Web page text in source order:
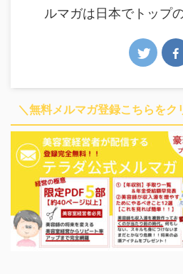
ルマガは日本でトップ
＼無料メルマガ登録こちらを